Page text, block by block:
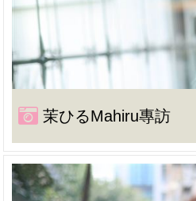
茉ひるMahiru專訪